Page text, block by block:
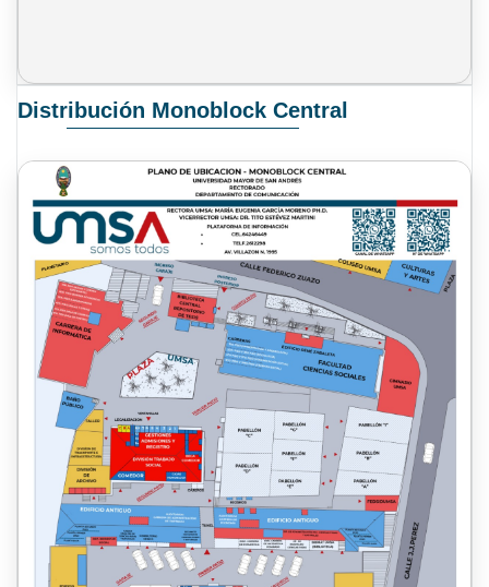
Distribución Monoblock Central